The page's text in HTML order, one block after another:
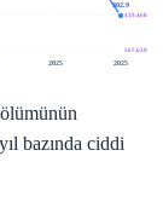
439.468
567.639
2025 2025
302.9
bazında ciddi